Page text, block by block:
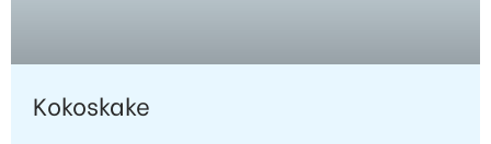
Kokoskake